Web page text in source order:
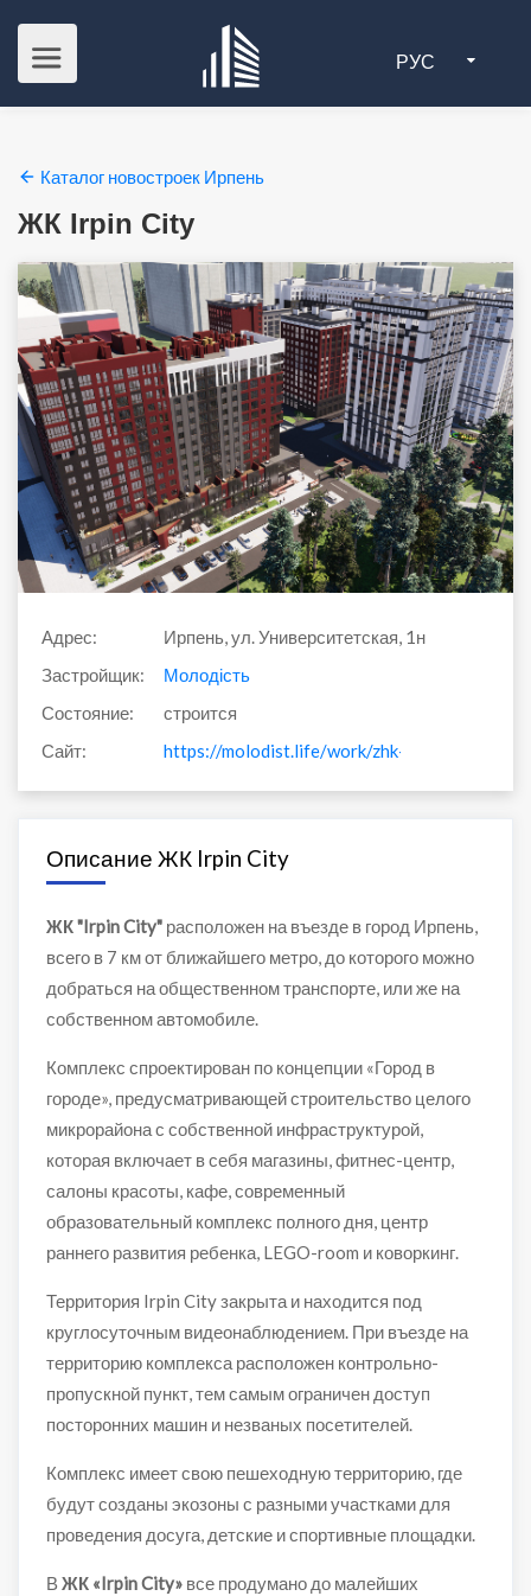
РУС
Каталог новостроек Ирпень
ЖК Irpin City
Адрес:
Ирпень, ул. Университетская, 1н
Застройщик:
Молодість
Состояние:
строится
Сайт:
https://molodist.life/work/zhk-irpin-city/
Описание ЖК Irpin City
ЖК "Irpin City"расположен на въезде в город Ирпень,
всего в 7 км от ближайшего метро, ​​до которого можно
добраться на общественном транспорте, или же на
собственном автомобиле.
Комплекс спроектирован по концепции «Город в
городе», предусматривающей строительство целого
микрорайона с собственной инфраструктурой,
которая включает в себя магазины, фитнес-центр,
салоны красоты, кафе, современный
образовательный комплекс полного дня, центр
раннего развития ребенка, LEGO-room и коворкинг.
Территория Irpin City закрыта и находится под
круглосуточным видеонаблюдением. При въезде на
территорию комплекса расположен контрольно-
пропускной пункт, тем самым ограничен доступ
посторонних машин и незваных посетителей.
Комплекс имеет свою пешеходную территорию, где
будут созданы экозоны с разными участками для
проведения досуга, детские и спортивные площадки.
В ЖК «Irpin City»все продумано до малейших